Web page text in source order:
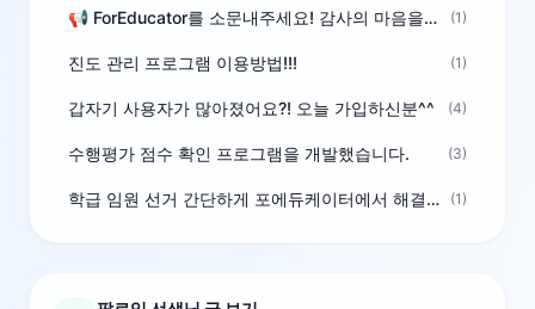
📢 ForEducator를 소문내주세요! 감사의 마음을 담은 포인트 선물 (1)
진도 관리 프로그램 이용방법!!! (1)
갑자기 사용자가 많아졌어요?! 오늘 가입하신분^^ (4)
수행평가 점수 확인 프로그램을 개발했습니다. (3)
학급 임원 선거 간단하게 포에듀케이터에서 해결하세요! (1)